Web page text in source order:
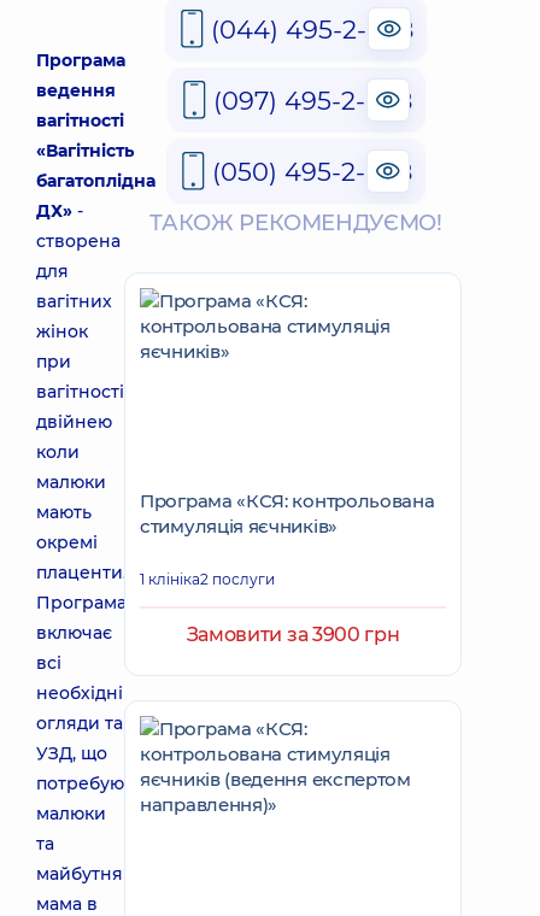
Програма
ведення
вагітності
«Вагітність
багатоплідна
ДХ» -
створена
для
вагітних
жінок
при
вагітності
двійнею
коли
малюки
мають
окремі
плаценти.
Програма
включає
всі
необхідні
огляди та
УЗД, що
потребують
малюки
та
майбутня
мама в
(044) 495-2-888
(097) 495-2-888
(050) 495-2-888
ТАКОЖ РЕКОМЕНДУЄМО!
Програма «КСЯ: контрольована
стимуляція яєчників»
1 клініка2 послуги
Замовити за 3900 грн